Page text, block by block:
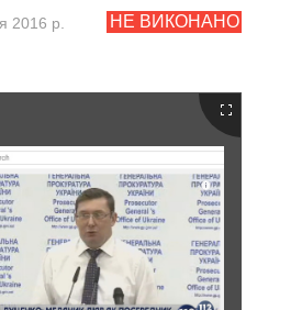
НЕ ВИКОНАНО
2016 р.